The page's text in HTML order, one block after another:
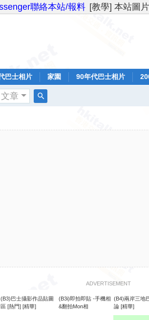
聯絡本站/報料 [教學] 本站圖
巴士相片 家園 90年代巴士相片
文章
ADVERTISEMENT
(B3)巴士攝影作品貼圖
區 [熱門] [精華]
(B3i)即拍即貼 -手機相
&翻拍Mon相
(B4)兩岸三地
論 [精華]